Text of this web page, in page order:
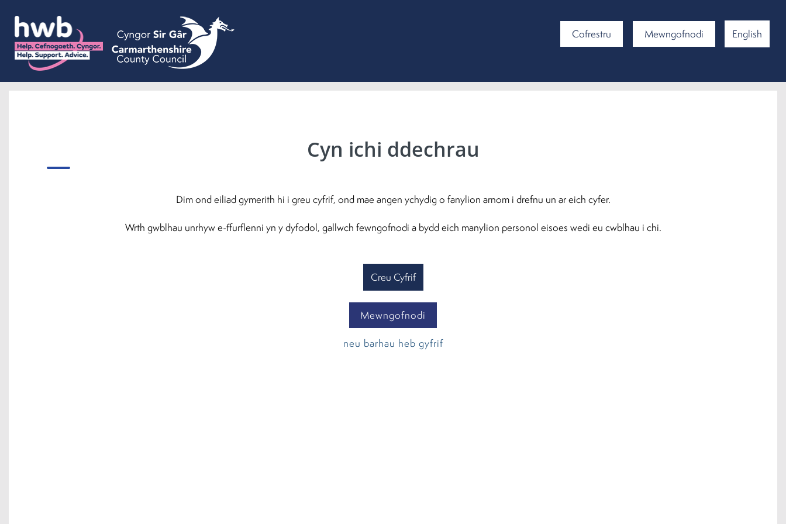
Cofrestru Mewngofnodi English
Cyn ichi ddechrau
Dim ond eiliad gymerith hi i greu cyfrif, ond mae angen ychydig o fanylion arnom i drefnu un ar eich cyfer.
Wrth gwblhau unrhyw e-ffurflenni yn y dyfodol, gallwch fewngofnodi a bydd eich manylion personol eisoes wedi eu cwblhau i chi.
Creu Cyfrif
Mewngofnodi
neu barhau heb gyfrif